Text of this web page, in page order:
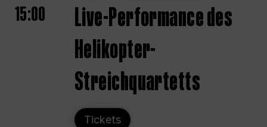
15:00
Live-Performance des
Helikopter-
Streichquartetts
Tickets